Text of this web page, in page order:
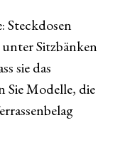
Steckdosen
Sitzbänken
sie das
Sie Modelle, die